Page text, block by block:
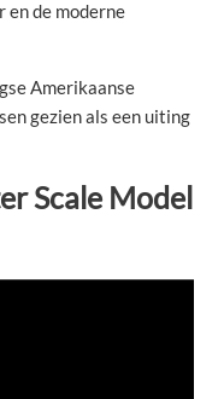
de moderne
Amerikaanse
gezien als een uiting
Scale Model